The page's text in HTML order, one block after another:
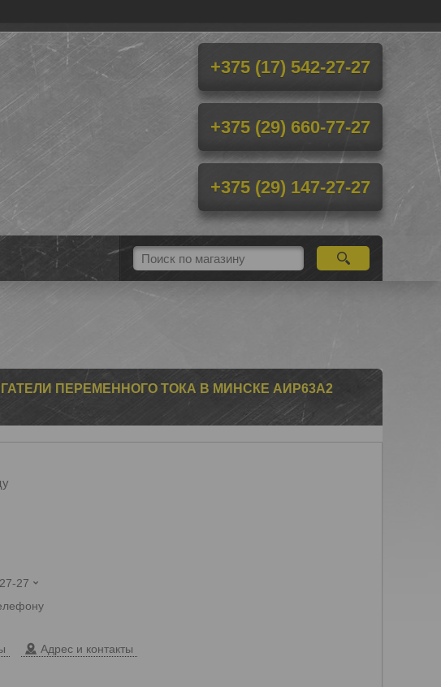
+375 (17) 542-27-27
+375 (29) 660-77-27
+375 (29) 147-27-27
ПЕРЕМЕННОГО ТОКА В МИНСКЕ АИР63А2
27
Адрес и контакты